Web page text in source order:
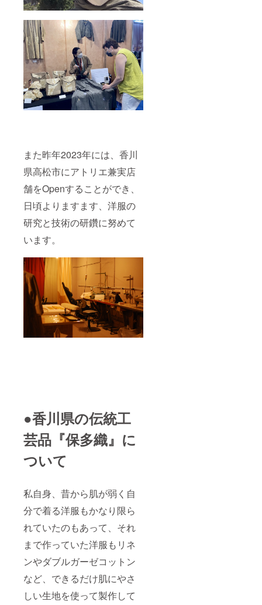
また昨年2023年には、香川
県高松市にアトリエ兼実店
舗をOpenすることができ、
日頃よりますます、洋服の
研究と技術の研鑽に努めて
います。
●香川県の伝統工
芸品『保多織』に
ついて
私自身、昔から肌が弱く自
分で着る洋服もかなり限ら
れていたのもあって、それ
まで作っていた洋服もリネ
ンやダブルガーゼコットン
など、できるだけ肌にやさ
しい生地を使って製作して